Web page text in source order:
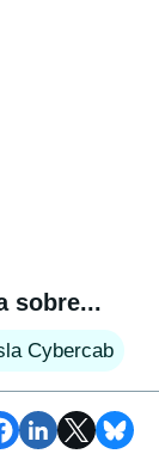
sobre...
Cybercab